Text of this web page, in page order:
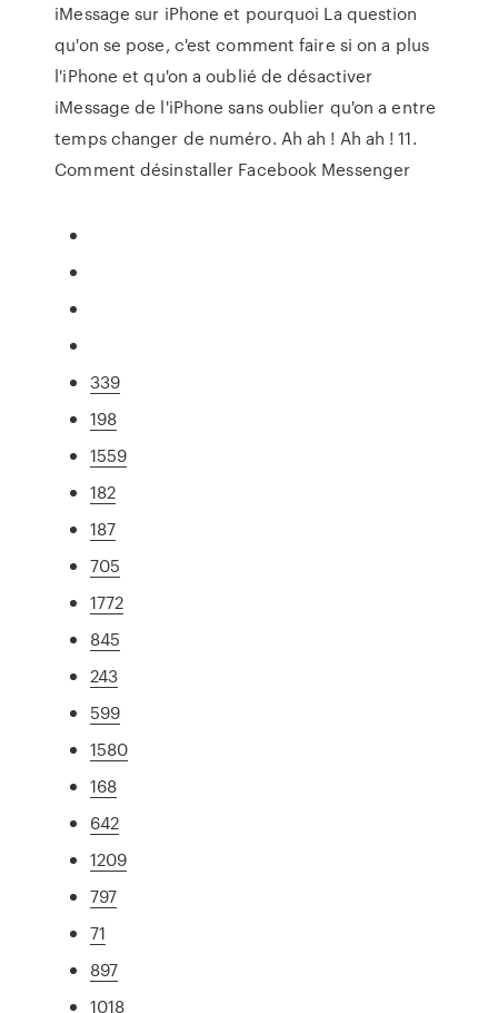
iMessage sur iPhone et pourquoi La question
qu'on se pose, c'est comment faire si on a plus
l'iPhone et qu'on a oublié de désactiver
iMessage de l'iPhone sans oublier qu'on a entre
temps changer de numéro. Ah ah ! Ah ah ! 11.
Comment désinstaller Facebook Messenger
339
198
1559
182
187
705
1772
845
243
599
1580
168
642
1209
797
71
897
1018